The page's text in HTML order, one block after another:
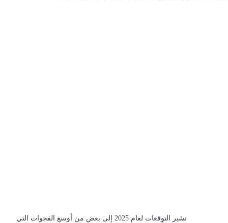
تشير التوقعات لعام 2025 إلى بعض من أوسع الفجوات التي